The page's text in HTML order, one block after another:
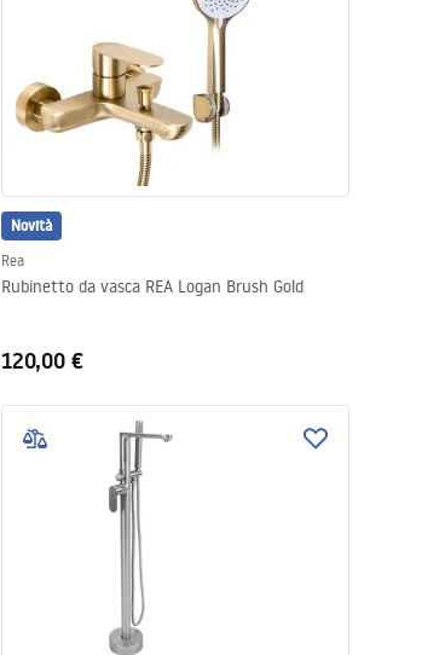
Novità
Rea
Rubinetto da vasca REA Logan Brush Gold
120,00 €